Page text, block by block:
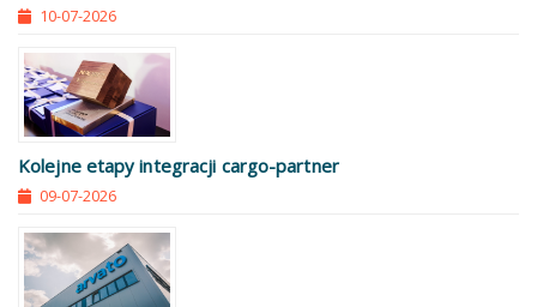
10-07-2026
Kolejne etapy integracji cargo-partner
09-07-2026